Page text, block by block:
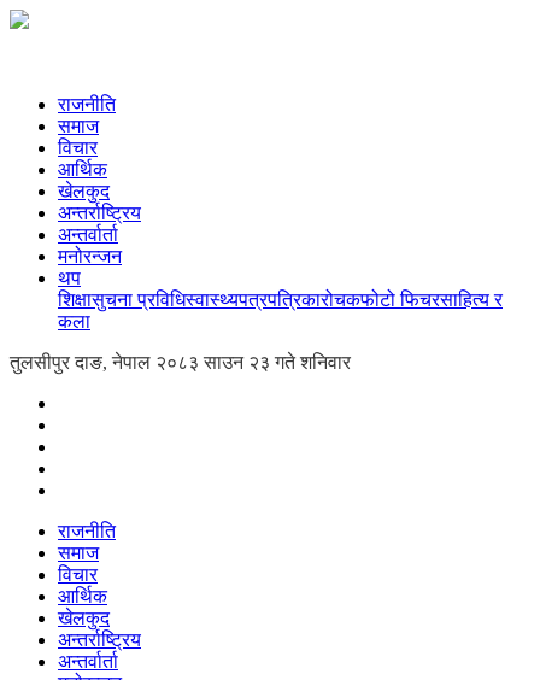
राजनीति
समाज
विचार
आर्थिक
खेलकुद
अन्तर्राष्ट्रिय
अन्तर्वार्ता
मनोरन्जन
थप
शिक्षासुचना प्रविधिस्वास्थ्यपत्रपत्रिकारोचकफोटो फिचरसाहित्य र
कला
तुलसीपुर दाङ, नेपाल २०८३ साउन २३ गते शनिवार
राजनीति
समाज
विचार
आर्थिक
खेलकुद
अन्तर्राष्ट्रिय
अन्तर्वार्ता